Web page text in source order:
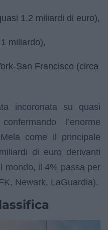
1,2 miliardi di euro),
miliardo),
San Francisco (circa
incoronata su quasi
l’enorme
come il principale
di euro derivanti
mondo, il 4% passa per
Newark, LaGuardia).